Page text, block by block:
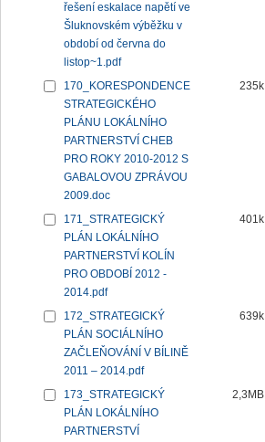
řešení eskalace napětí ve
Šluknovském výběžku v
období od června do
listop~1.pdf
170_KORESPONDENCE
STRATEGICKÉHO
PLÁNU LOKÁLNÍHO
PARTNERSTVÍ CHEB
PRO ROKY 2010-2012 S
GABALOVOU ZPRÁVOU
2009.doc
235k
171_STRATEGICKÝ
PLÁN LOKÁLNÍHO
PARTNERSTVÍ KOLÍN
PRO OBDOBÍ 2012 -
2014.pdf
401k
172_STRATEGICKÝ
PLÁN SOCIÁLNÍHO
ZAČLEŇOVÁNÍ V BÍLINĚ
2011 – 2014.pdf
639k
173_STRATEGICKÝ
PLÁN LOKÁLNÍHO
PARTNERSTVÍ
2,3MB